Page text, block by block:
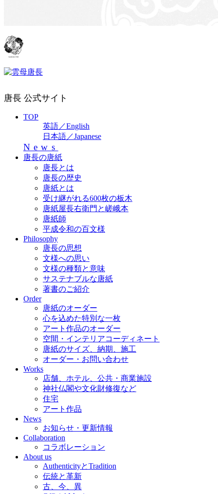
唐長 公式サイト
TOP
英語／English
日本語／Japanese
News
唐長の唐紙
唐長とは
唐長の歴史
唐紙とは
受け継がれる600枚の板木
唐紙屋長右衛門と嵯峨本
唐紙師
平成令和の百文様
Philosophy
唐長の思想
文様への思い
文様の種類と意味
サステナブルな唐紙
著書のご紹介
Order
唐紙のオーダー
心を込めた特別な一枚
アート作品のオーダー
空間・インテリアコーディネート
唐紙のサイズ、納期、施工
オーダー・お問い合わせ
Works
店舗、ホテル、公共・商業施設
神社仏閣や文化財修復など
住宅
アート作品
News
お知らせ・更新情報
Collaboration
コラボレーション
About us
AuthenticityとTradition
伝統と革新
古、今、異